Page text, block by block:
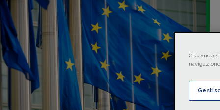
Cliccando